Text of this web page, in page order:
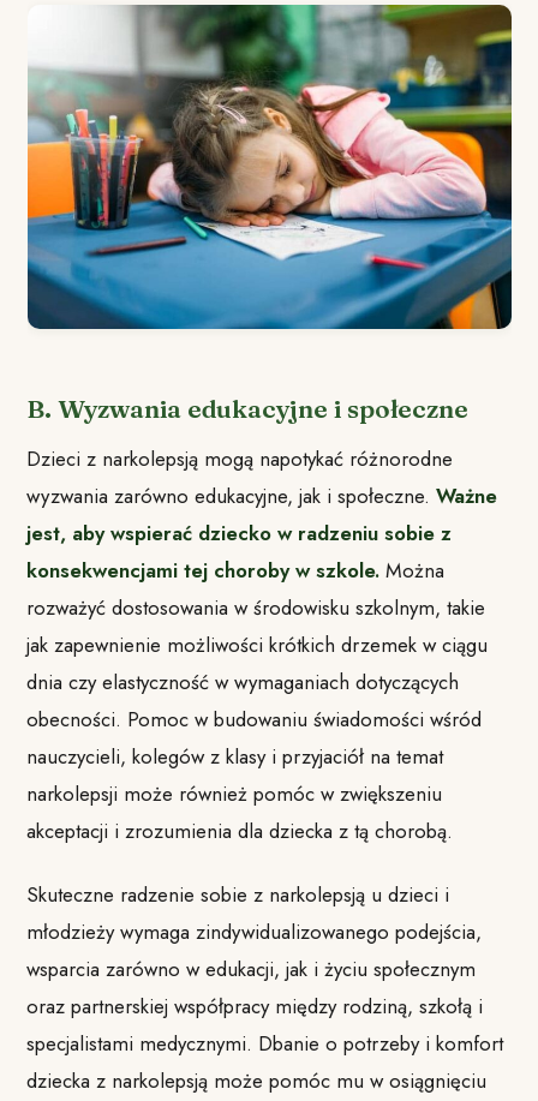
B. Wyzwania edukacyjne i społeczne
Dzieci z narkolepsją mogą napotykać różnorodne
wyzwania zarówno edukacyjne, jak i społeczne.Ważne
jest, aby wspierać dziecko w radzeniu sobie z
konsekwencjami tej choroby w szkole. Można
rozważyć dostosowania w środowisku szkolnym, takie
jak zapewnienie możliwości krótkich drzemek w ciągu
dnia czy elastyczność w wymaganiach dotyczących
obecności. Pomoc w budowaniu świadomości wśród
nauczycieli, kolegów z klasy i przyjaciół na temat
narkolepsji może również pomóc w zwiększeniu
akceptacji i zrozumienia dla dziecka z tą chorobą.
Skuteczne radzenie sobie z narkolepsją u dzieci i
młodzieży wymaga zindywidualizowanego podejścia,
wsparcia zarówno w edukacji, jak i życiu społecznym
oraz partnerskiej współpracy między rodziną, szkołą i
specjalistami medycznymi. Dbanie o potrzeby i komfort
dziecka z narkolepsją może pomóc mu w osiągnięciu